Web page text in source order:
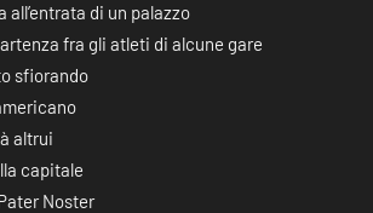
all’entrata di un palazzo
fra gli atleti di alcune gare
sfiorando
altrui
capitale
Noster